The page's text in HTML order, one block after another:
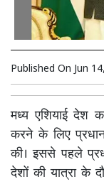
Published On Jun
मध्य एशियाई देश
करने के लिए
की। इससे पहले
देशों की यात्रा के